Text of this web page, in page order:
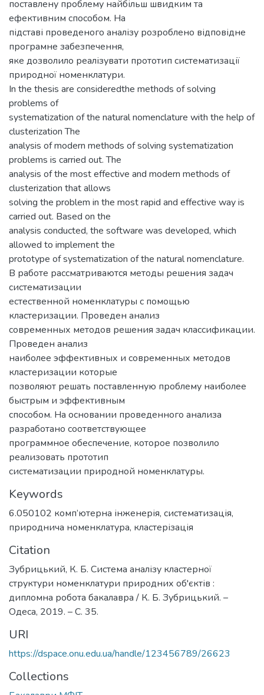
поставлену проблему найбільш швидким та
ефективним способом. На
підставі проведеного аналізу розроблено відповідне
програмне забезпечення,
яке дозволило реалізувати прототип систематизації
природної номенклатури.
In the thesis are consideredthe methods of solving
problems of
systematization of the natural nomenclature with the help of
clusterization The
analysis of modern methods of solving systematization
problems is carried out. The
analysis of the most effective and modern methods of
clusterization that allows
solving the problem in the most rapid and effective way is
carried out. Based on the
analysis conducted, the software was developed, which
allowed to implement the
prototype of systematization of the natural nomenclature.
В работе рассматриваются методы решения задач
систематизации
естественной номенклатуры с помощью
кластеризации. Проведен анализ
современных методов решения задач классификации.
Проведен анализ
наиболее эффективных и современных методов
кластеризации которые
позволяют решать поставленную проблему наиболее
быстрым и эффективным
способом. На основании проведенного анализа
разработано соответствующее
программное обеспечение, которое позволило
реализовать прототип
систематизации природной номенклатуры.
Keywords
6.050102 комп’ютерна інженерія, систематизація,
природнича номенклатура, кластерізація
Citation
Зубрицький, К. Б. Система аналізу кластерної
структури номенклатури природних об'єктів :
дипломна робота бакалавра / К. Б. Зубрицький. –
Одеса, 2019. – С. 35.
URI
https://dspace.onu.edu.ua/handle/123456789/26623
Collections